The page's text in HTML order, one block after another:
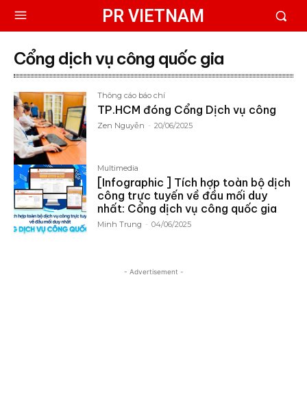
PR VIETNAM
Cổng dịch vụ công quốc gia
Thông cáo báo chí
TP.HCM đóng Cổng Dịch vụ công
Zen Nguyễn - 20/06/2025
Multimedia
[Infographic ] Tích hợp toàn bộ dịch
công trực tuyến về đầu mối duy
nhất: Cổng dịch vụ công quốc gia
Minh Trung - 04/06/2025
- Advertisement -